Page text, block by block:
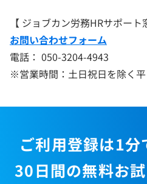
【 ジョブカン労務HRサポート
お問い合わせフォーム
電話： 050-3204-4943
※営業時間：土日祝日を除く
ご利用登録は1分
30日間の無料お試